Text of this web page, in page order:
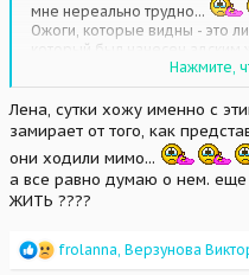
мне нереально трудно...
Ожоги, которые видны - это
который был нанесен
него была обожжена пасть,
просто воду попить, боль от
позволяла ему есть...
обожженных дыхательных
разлагающейся плотью,
процесс гниения, который
сторону тела... поражены
ущерб, перегретое тепловым
Нажмите,
Лена, сутки хожу именно с
замирает от того, как
они ходили мимо...
а все равно думаю о нем.
ЖИТЬ ????
R
frolanna Верзунова